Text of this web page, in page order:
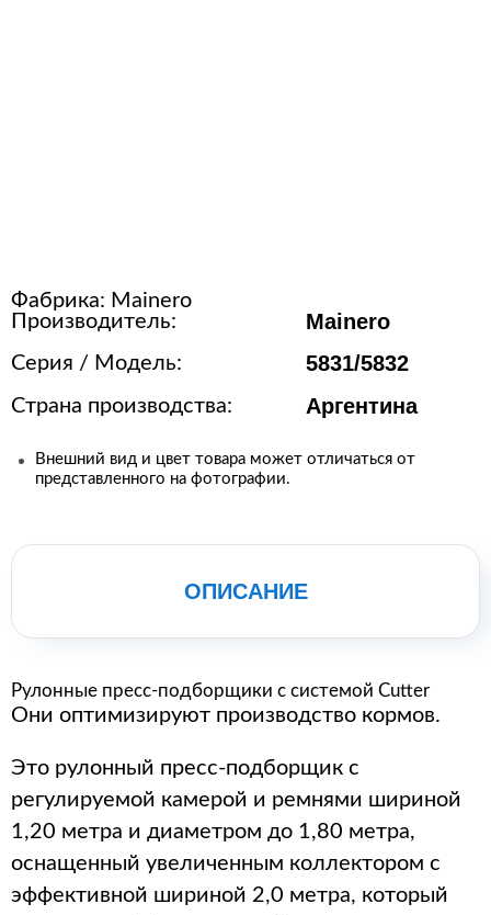
Фабрика: Mainero
Производитель:
Mainero
Серия / Модель: 5831/5832
Страна производства: Аргентина
Внешний вид и цвет товара может отличаться от
представленного на фотографии.
ОПИСАНИЕ
Рулонные пресс-подборщики с системой Cutter
Они оптимизируют производство кормов.
Это рулонный пресс-подборщик с
регулируемой камерой и ремнями шириной
1,20 метра и диаметром до 1,80 метра,
оснащенный увеличенным коллектором с
эффективной шириной 2,0 метра, который